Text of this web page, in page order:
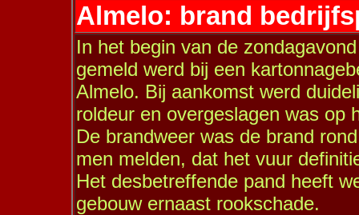
Almelo: brand
In het begin van de
gemeld werd bij een
Almelo. Bij aankomst werd
roldeur en overgeslagen was op
De brandweer was de brand
men melden, dat het vuur
Het desbetreffende pand heeft
gebouw ernaast rookschade.